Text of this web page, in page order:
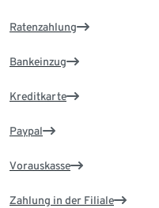
Ratenzahlung
Bankeinzug
Kreditkarte
Paypal
Vorauskasse
Zahlung in der Filiale